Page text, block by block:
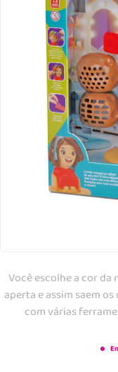
Você escolhe a cor da
aperta e assim saem
com várias